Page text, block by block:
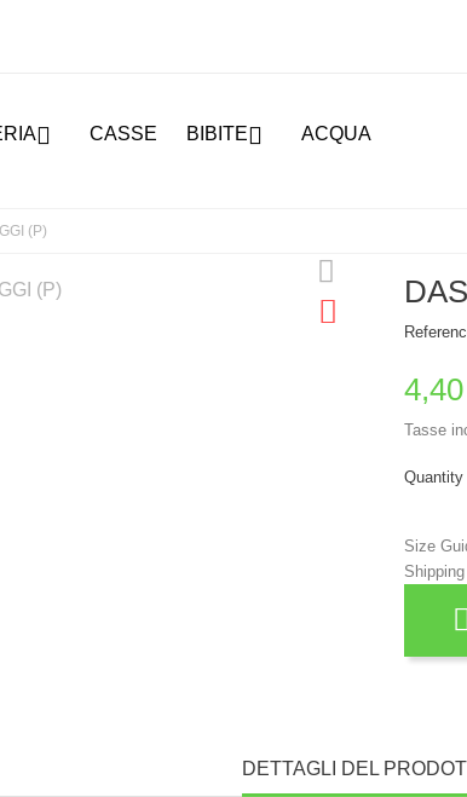
 CASSE BIBITE ACQUA
(P)
Tasse
Quantity
Size
Shipping
DETTAGLI DEL